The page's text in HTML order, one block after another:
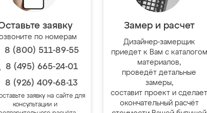
заявку
по номерам
8 (800) 511-89-55
8 (495) 665-24-01
8 (926) 409-68-13
заявку на сайте для
консультации и
Замер и расчет
Дизайнер-замерщик
приедет к Вам с каталогом
материалов,
проведёт детальные
замеры,
составит проект и сделает
окончательный расчёт